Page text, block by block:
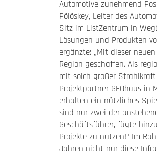
Automotive zunehmend
Pölöskey, Leiter des
Sitz im ListZentrum in
Lösungen und Produkten
ergänzte: „Mit dieser
Region geschaffen. Als
mit solch großer
Projektpartner GEOhaus in
erhalten ein nützliches
sind nur zwei der
Geschäftsführer, fügte
Projekte zu nutzen!“ Im
Jahren nicht nur diese